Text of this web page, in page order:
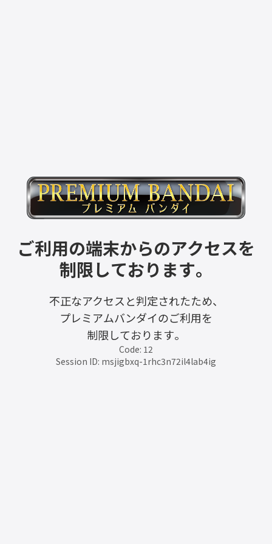
ご利用の端末からのアクセスを
制限しております。
不正なアクセスと判定されたため、
プレミアムバンダイのご利用を
制限しております。
Code: 12
Session ID: msjigbxq-1rhc3n72il4lab4ig